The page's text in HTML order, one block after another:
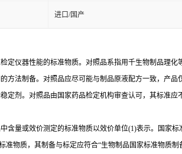
进口/国产
定仪器性能的标准物质。对照品系指用千生物制品理化
方法制备。对照品应尽可能与制品原液配方一致，产品
定剂。对照品由国家药品检定机构审查认可，其标准应
含量或效价测定的标准物质以效价单位(1)表示。国家标
准物质，其制备与标定应符合“生物制品国家标准物质制